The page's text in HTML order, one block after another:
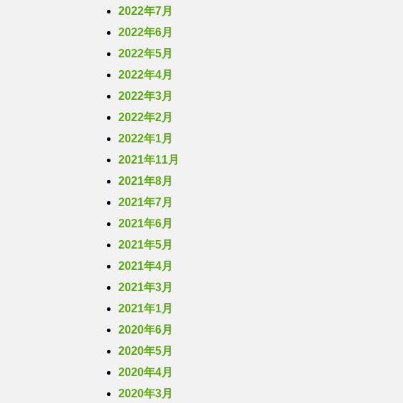
2022年7月
2022年6月
2022年5月
2022年4月
2022年3月
2022年2月
2022年1月
2021年11月
2021年8月
2021年7月
2021年6月
2021年5月
2021年4月
2021年3月
2021年1月
2020年6月
2020年5月
2020年4月
2020年3月